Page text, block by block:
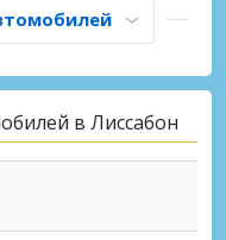
в Лиссабон